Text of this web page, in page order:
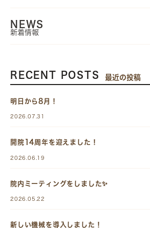
NEWS
新着情報
RECENT POSTS 最近の投稿
明日から8月！
2026.07.31
開院14周年を迎えました！
2026.06.19
院内ミーティングをしました✨
2026.05.22
新しい機械を導入しました！